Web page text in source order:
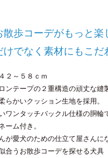
散歩コーデがもっと楽
でなく素材にもこだ
２～５８ｃｍ
ンテープの２重構造の頑丈な縫
らかいクッション生地を採用。
ワンタッチバックル仕様の胴輪
ーム付き。
が愛犬のための仕立て屋さんに
合うお散歩コーデを探せる犬具